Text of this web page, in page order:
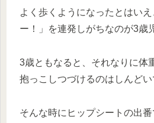
よく歩くようになったとはい
ー！」を連発しがちなのが3歳
3歳ともなると、それなりに体
抱っこしつづけるのはしんどい
そんな時にヒップシートの出